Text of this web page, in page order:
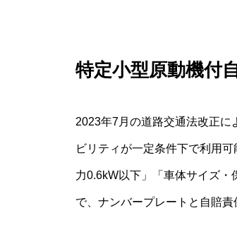
特定小型原動機付
2023年7月の道路交通法改正に
ビリティが一定条件下で利用
力0.6kW以下」「車体サイズ
で、ナンバープレートと自賠